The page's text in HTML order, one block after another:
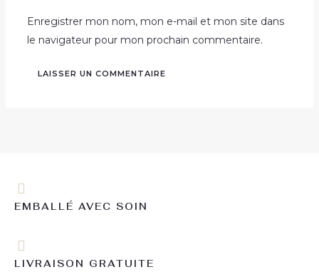
Enregistrer mon nom, mon e-mail et mon site dans
le navigateur pour mon prochain commentaire.
EMBALLÉ AVEC SOIN
LIVRAISON GRATUITE